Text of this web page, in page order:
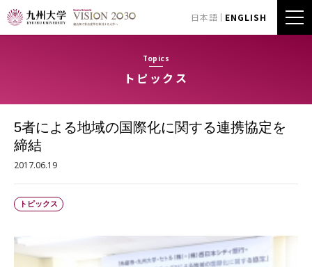
日本語 ENGLISH
Topics
トピックス
5者による地域の国際化に関する連携協定を
締結
2017.06.19
トピックス